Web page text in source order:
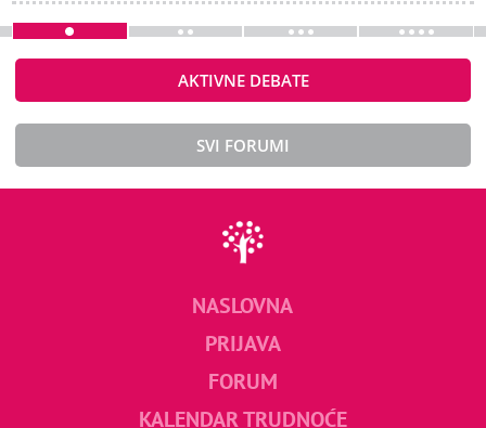
AKTIVNE DEBATE
SVI FORUMI
NASLOVNA
PRIJAVA
FORUM
KALENDAR TRUDNOĆE